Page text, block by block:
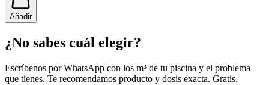
Añadir
¿No sabes cuál elegir?
Escríbenos por WhatsApp con los m³ de tu piscina y el problema
que tienes. Te recomendamos producto y dosis exacta. Gratis.